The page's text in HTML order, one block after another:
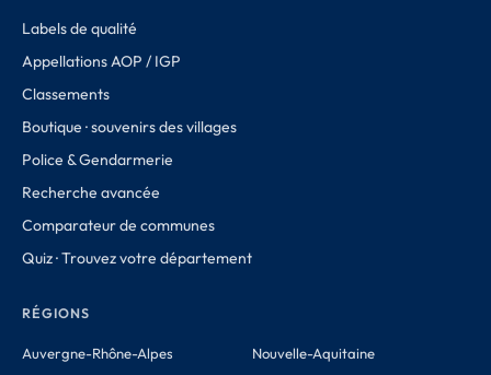
Labels de qualité
Appellations AOP / IGP
Classements
Boutique · souvenirs des villages
Police & Gendarmerie
Recherche avancée
Comparateur de communes
Quiz · Trouvez votre département
RÉGIONS
Auvergne-Rhône-Alpes
Nouvelle-Aquitaine